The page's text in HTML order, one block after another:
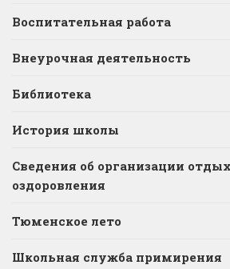
Воспитательная работа
Внеурочная деятельность
Библиотека
История школы
Сведения об организации
оздоровления
Тюменское лето
Школьная служба примирения